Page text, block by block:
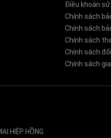
QRevo C Pro cho
đáp ứng toàn diện các tiêu
ưu và tính năng tự động
bụi mịn, tóc rụng và vụn
Điều khoản sử
Chính sách
Chính sách
Chính sách
Chính sách
Chính sách
HIỆP HỒNG